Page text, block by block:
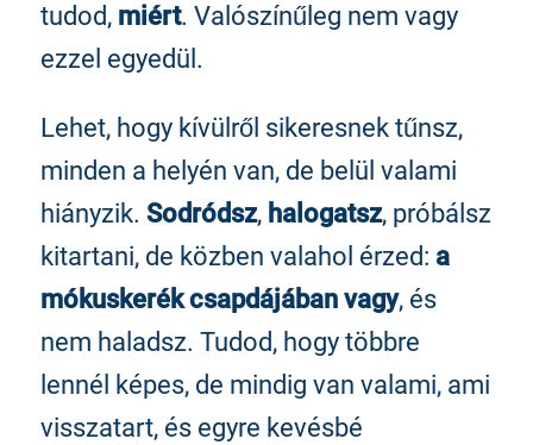
tudod, miért. Valószínűleg nem vagy
ezzel egyedül.
Lehet, hogy kívülről sikeresnek tűnsz,
minden a helyén van, de belül valami
hiányzik.Sodródsz, halogatsz, próbálsz
kitartani, de közben valahol érzed: a
mókuskerék csapdájában vagy, és
nem haladsz. Tudod, hogy többre
lennél képes, de mindig van valami, ami
visszatart, és egyre kevésbé